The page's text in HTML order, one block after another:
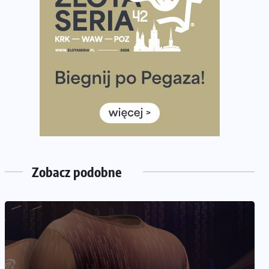
Już w ten weekend! Przed nami Nocny Portowy
Maraton i Półmaraton Szczeciński. Wszystko, co warto
Medal i koszulka 35. Biegu Powstania Warszawskiego.
Na listach startowych są jeszcze wolne miejsca
Jak zaplanować domowe cardio bez przepełniania
mieszkania sprzętem
Zobacz podobne
NADCHODZĄCE IMPREZY WYDARZENIA